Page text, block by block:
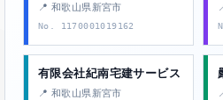
📍 和歌山県新宮市
No. 1170001019162
有限会社紀南宅建サービス
📍 和歌山県新宮市